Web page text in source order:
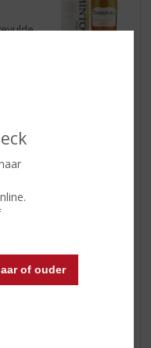
of ouder
| Proefnotities
en
en